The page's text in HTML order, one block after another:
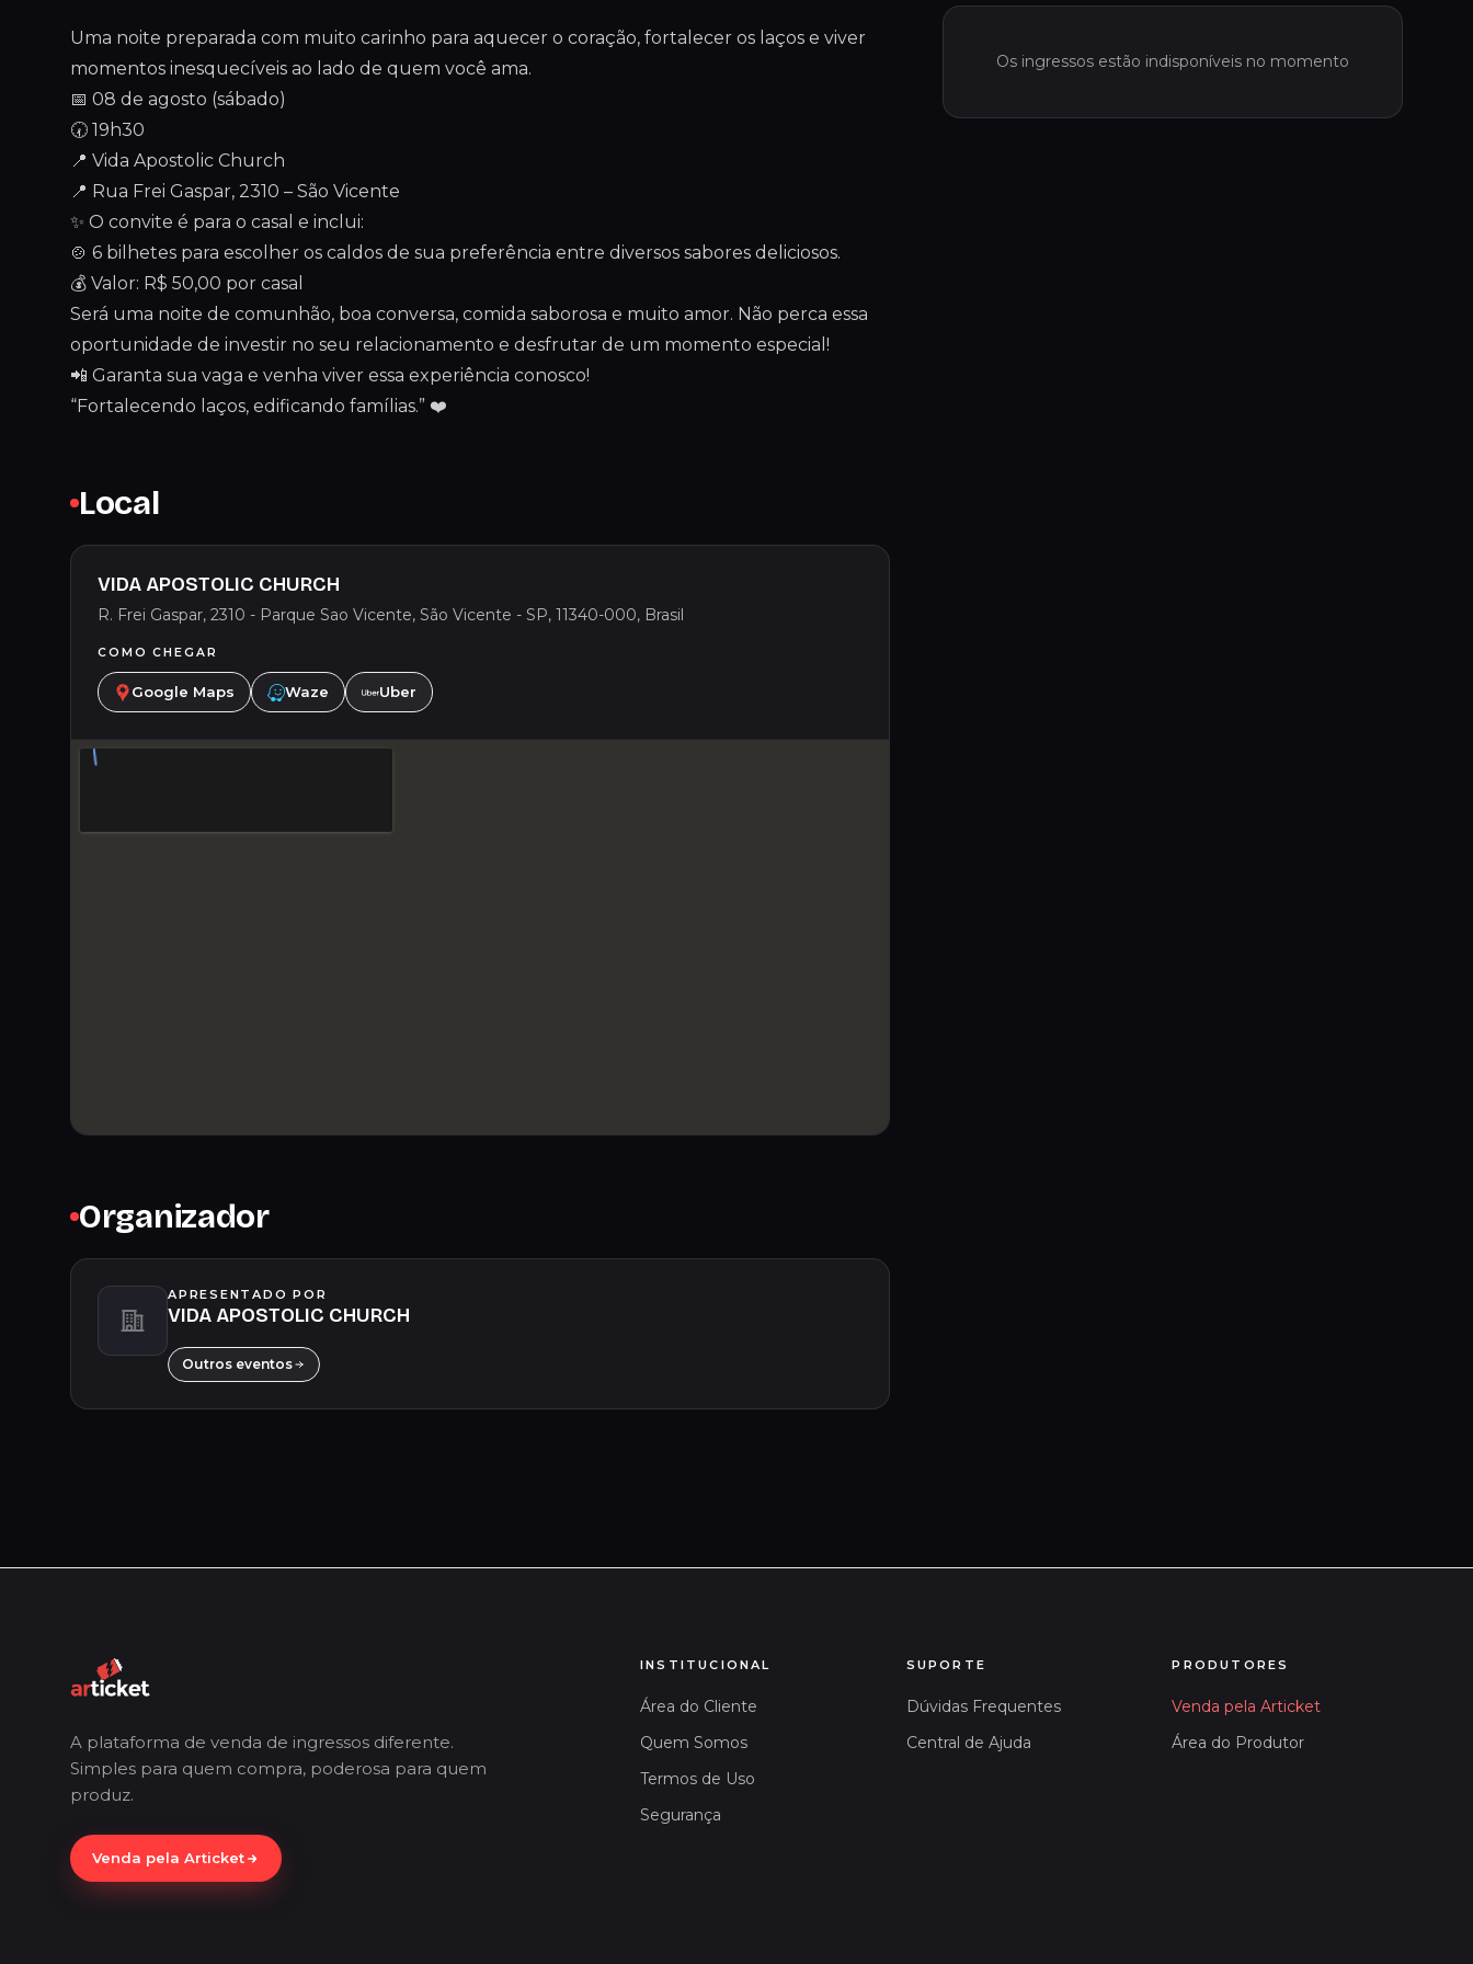
Uma noite preparada com muito carinho para aquecer o coração, fortalecer os laços e viver
momentos inesquecíveis ao lado de quem você ama.
📅 08 de agosto (sábado)
🕢 19h30
📍 Vida Apostolic Church
📍 Rua Frei Gaspar, 2310 – São Vicente
✨ O convite é para o casal e inclui:
🍲 6 bilhetes para escolher os caldos de sua preferência entre diversos sabores deliciosos.
💰 Valor: R$ 50,00 por casal
Será uma noite de comunhão, boa conversa, comida saborosa e muito amor. Não perca essa
oportunidade de investir no seu relacionamento e desfrutar de um momento especial!
📲 Garanta sua vaga e venha viver essa experiência conosco!
“Fortalecendo laços, edificando famílias.” ❤️
Local
VIDA APOSTOLIC CHURCH
R. Frei Gaspar, 2310 - Parque Sao Vicente, São Vicente - SP, 11340-000, Brasil
COMO CHEGAR
Google Maps Waze Uber
Organizador
APRESENTADO POR
VIDA APOSTOLIC CHURCH
Outros eventos
Os ingressos estão indisponíveis no momento
A plataforma de venda de ingressos diferente.
Simples para quem compra, poderosa para quem
produz.
Venda pela Articket
INSTITUCIONAL
Área do Cliente
Quem Somos
Termos de Uso
Segurança
SUPORTE
Dúvidas Frequentes
Central de Ajuda
PRODUTORES
Venda pela Articket
Área do Produtor